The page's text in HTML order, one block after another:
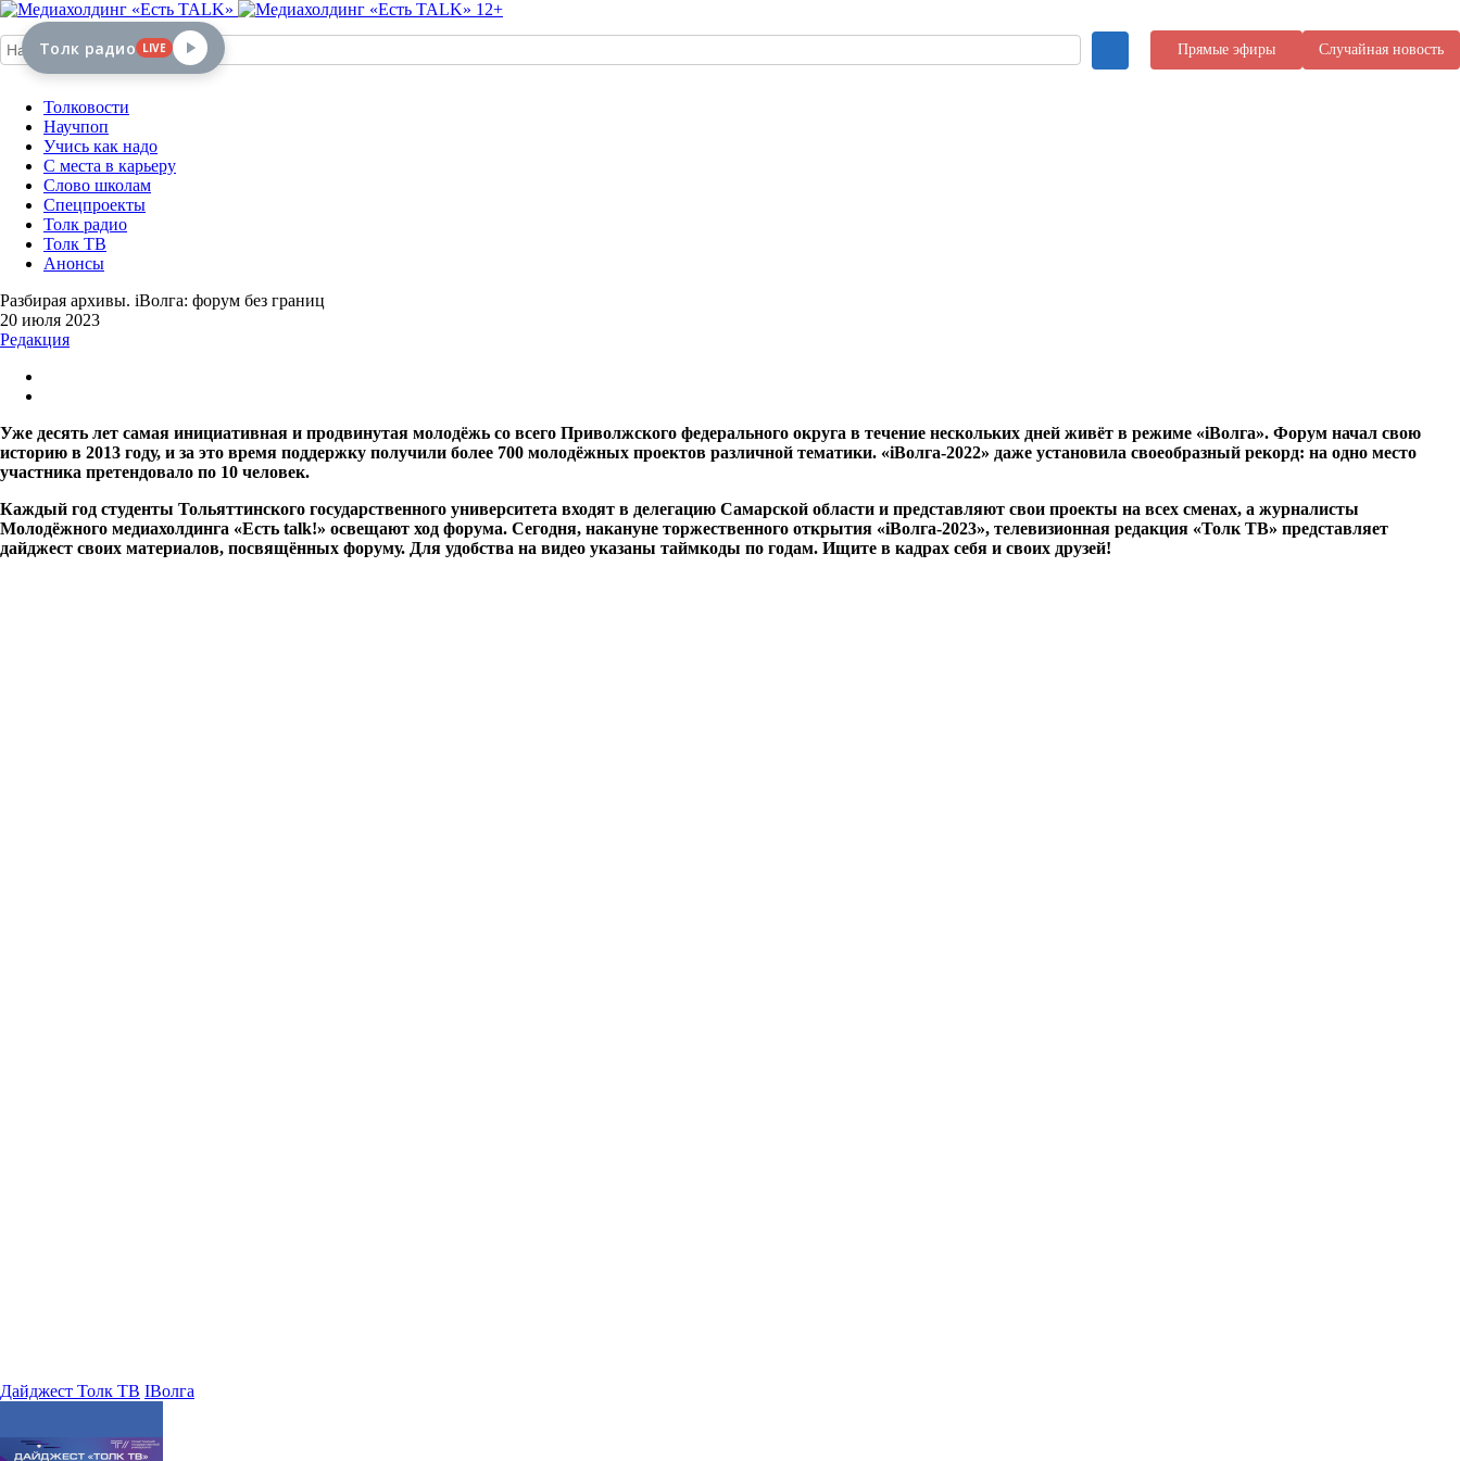
12+
Прямые эфиры Случайная новость
Толковости
Научпоп
Учись как надо
С места в карьеру
Слово школам
Спецпроекты
Толк радио
Толк ТВ
Анонсы
Разбирая архивы. iВолга: форум без границ
20 июля 2023
Редакция
Уже десять лет самая инициативная и продвинутая молодёжь со всего Приволжского федерального округа в течение нескольких дней живёт в режиме «iВолга». Форум начал свою
историю в 2013 году, и за это время поддержку получили более 700 молодёжных проектов различной тематики. «iВолга-2022» даже установила своеобразный рекорд: на одно место
участника претендовало по 10 человек.
Каждый год студенты Тольяттинского государственного университета входят в делегацию Самарской области и представляют свои проекты на всех сменах, а журналисты
Молодёжного медиахолдинга «Есть talk!» освещают ход форума. Сегодня, накануне торжественного открытия «iВолга-2023», телевизионная редакция «Толк ТВ» представляет
дайджест своих материалов, посвящённых форуму. Для удобства на видео указаны таймкоды по годам. Ищите в кадрах себя и своих друзей!
Дайджест Толк ТВ IВолга
Толк радио LIVE